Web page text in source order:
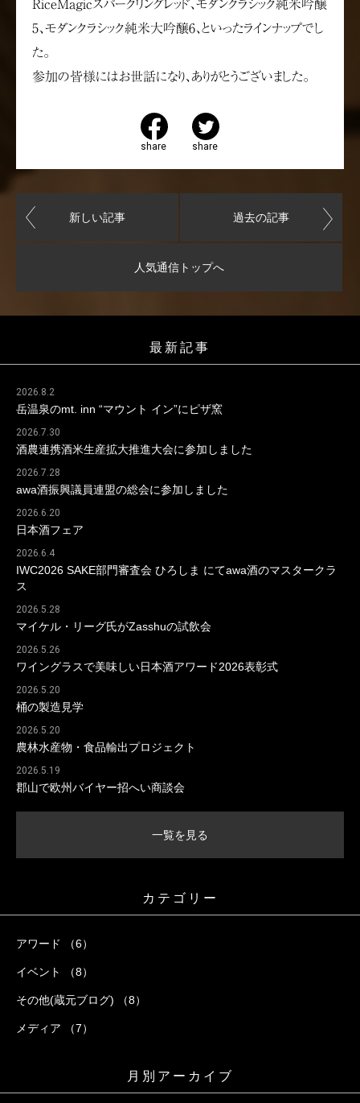
RiceMagicスパークリングレッド、モダンクラシック純米吟醸
5、モダンクラシック純米大吟醸6、といったラインナップでし
た。
参加の皆様にはお世話になり、ありがとうございました。
share share
新しい記事
人気通信トップへ
過去の記事
最新記事
2026.8.2
岳温泉のmt. inn “マウント イン”にピザ窯
2026.7.30
酒農連携酒米生産拡大推進大会に参加しました
2026.7.28
awa酒振興議員連盟の総会に参加しました
2026.6.20
日本酒フェア
2026.6.4
IWC2026 SAKE部門審査会 ひろしま にてawa酒のマスタークラ
ス
2026.5.28
マイケル・リーグ氏がZasshuの試飲会
2026.5.26
ワイングラスで美味しい日本酒アワード2026表彰式
2026.5.20
桶の製造見学
2026.5.20
農林水産物・食品輸出プロジェクト
2026.5.19
郡山で欧州バイヤー招へい商談会
一覧を見る
カテゴリー
アワード （6）
イベント （8）
その他(蔵元ブログ) （8）
メディア （7）
月別アーカイブ